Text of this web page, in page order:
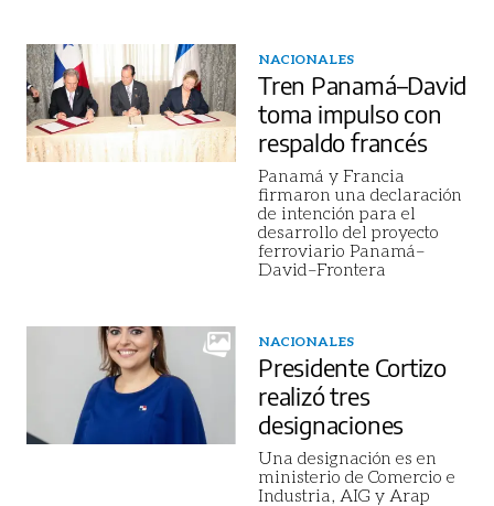
NACIONALES
Tren Panamá–David
toma impulso con
respaldo francés
Panamá y Francia
firmaron una declaración
de intención para el
desarrollo del proyecto
ferroviario Panamá–
David–Frontera
NACIONALES
Presidente Cortizo
realizó tres
designaciones
Una designación es en
ministerio de Comercio e
Industria, AIG y Arap